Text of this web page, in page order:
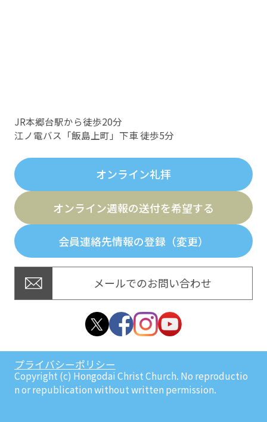
JR本郷台駅から徒歩20分
江ノ電バス「飯島上町」下車 徒歩5分
オンライン礼拝
オンライン週報の送付を希望する
会員連絡先情報の登録（変更）
メールでのお問い合わせ
プライバシーポリシー
Copyright (c) Hongodai Christ Church. No reproductio
n or republication without written permission.